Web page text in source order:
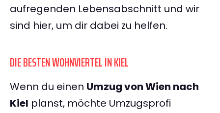
aufregenden Lebensabschnitt und wir
sind hier, um dir dabei zu helfen.
DIE BESTEN WOHNVIERTEL IN KIEL
Wenn du einen Umzug von Wien nach
Kiel planst, möchte Umzugsprofi